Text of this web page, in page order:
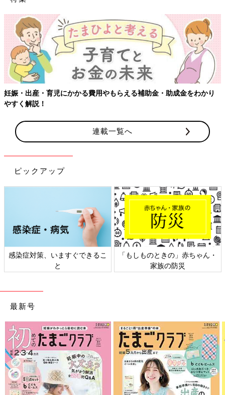
【ワクチン接種できるものも】妊婦の感染症対策、知っておいて！
連載一覧へ
ピックアップ
日本外来小児科学会リーフレッ
ト検討会
六星占術 細木かおりさんの人生
相談
最新号